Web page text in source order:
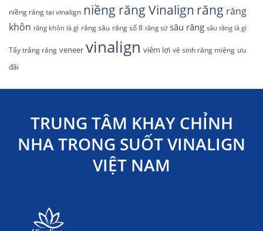
niềng răng tại vinalign niềng răng Vinalign răng răng
khôn răng khôn là gì răng sâu răng số 8 răng sứ sâu răng sâu răng là gì
Tẩy trắng răng veneer vinalign viêm lợi vệ sinh răng miệng ưu
đãi
TRUNG TÂM KHAY CHỈNH
NHA TRONG SUỐT VINALIGN
VIỆT NAM